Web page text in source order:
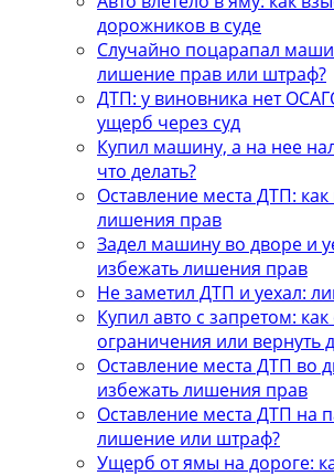
дорожников в суде
Случайно поцарапал
лишение прав или штраф?
ДТП: у виновника нет
ущерб через суд
Купил машину, а на нее
что делать?
Оставление места ДТП:
лишения прав
Задел машину во дворе и
избежать лишения прав
Не заметил ДТП и уехал:
Купил авто с запретом: как
ограничения или вернуть
Оставление места ДТП во
избежать лишения прав
Оставление места ДТП на
лишение или штраф?
Ущерб от ямы на дороге: